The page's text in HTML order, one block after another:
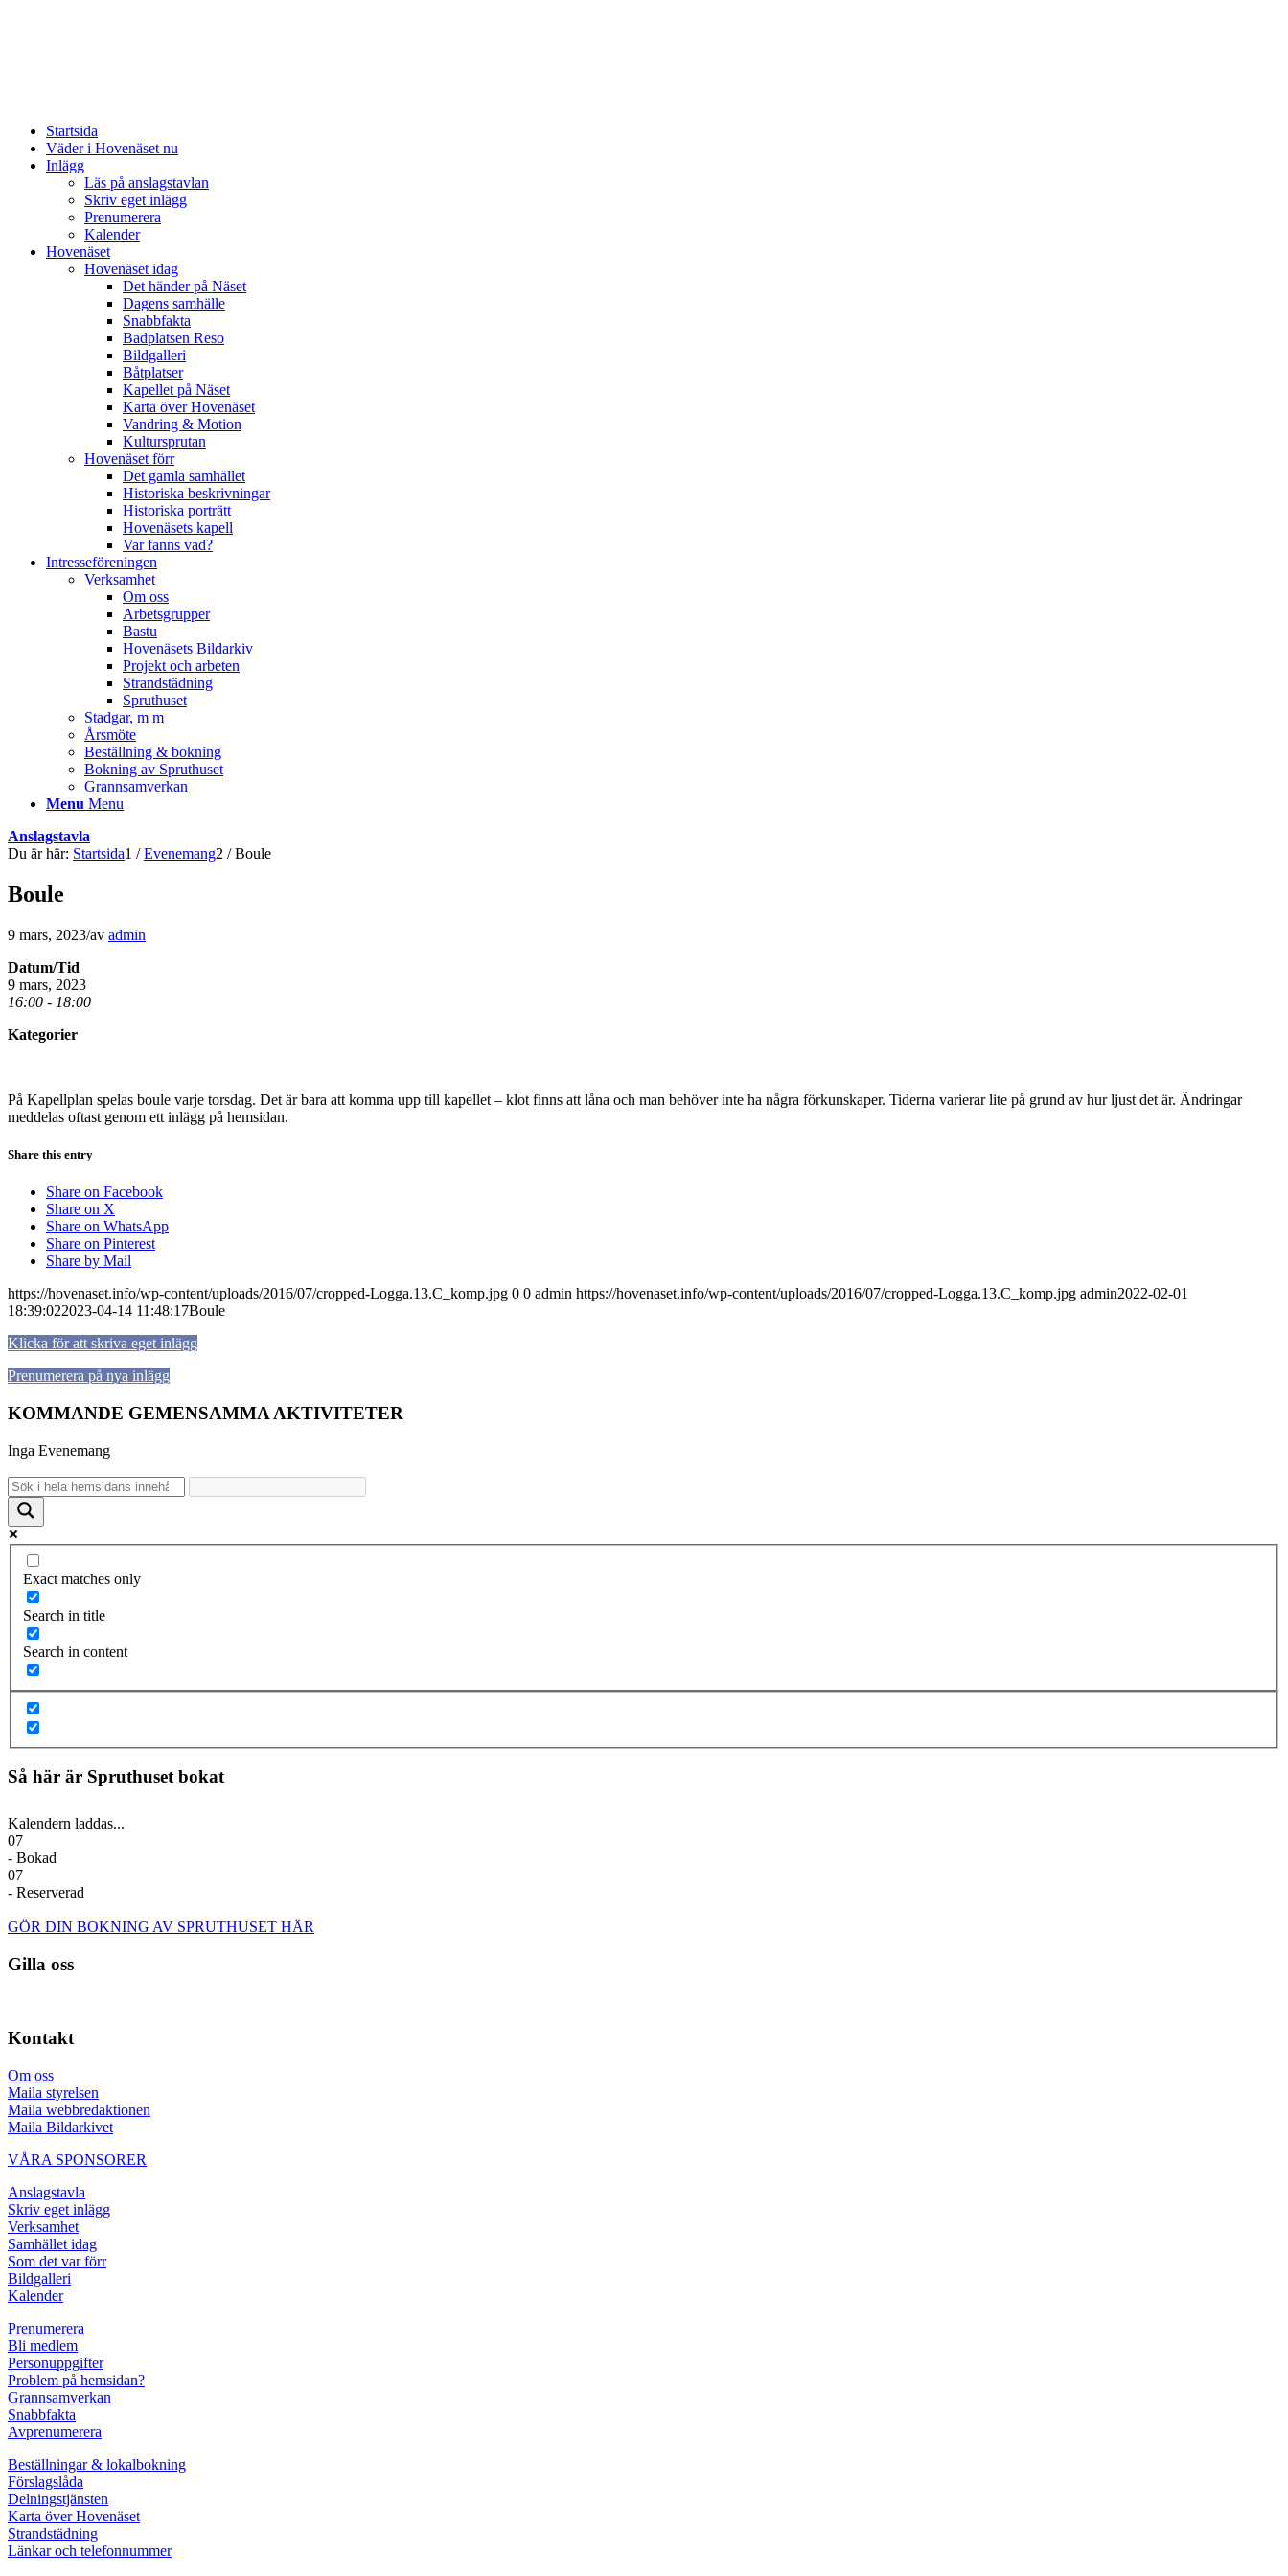
Startsida
Väder i Hovenäset nu
Inlägg
Läs på anslagstavlan
Skriv eget inlägg
Prenumerera
Kalender
Hovenäset
Hovenäset idag
Det händer på Näset
Dagens samhälle
Snabbfakta
Badplatsen Reso
Bildgalleri
Båtplatser
Kapellet på Näset
Karta över Hovenäset
Vandring & Motion
Kultursprutan
Hovenäset förr
Det gamla samhället
Historiska beskrivningar
Historiska porträtt
Hovenäsets kapell
Var fanns vad?
Intresseföreningen
Verksamhet
Om oss
Arbetsgrupper
Bastu
Hovenäsets Bildarkiv
Projekt och arbeten
Strandstädning
Spruthuset
Stadgar, m m
Årsmöte
Beställning & bokning
Bokning av Spruthuset
Grannsamverkan
Menu Menu
Anslagstavla
Du är här: Startsida1 / Evenemang2 / Boule
Boule
9 mars, 2023/av admin
Datum/Tid
9 mars, 2023
16:00 - 18:00
Kategorier
På Kapellplan spelas boule varje torsdag. Det är bara att komma upp till kapellet – klot finns att låna och man behöver inte ha några förkunskaper. Tiderna varierar lite på grund av hur ljust det är. Ändringar
meddelas oftast genom ett inlägg på hemsidan.
Share this entry
Share on Facebook
Share on X
Share on WhatsApp
Share on Pinterest
Share by Mail
https://hovenaset.info/wp-content/uploads/2016/07/cropped-Logga.13.C_komp.jpg 0 0 admin https://hovenaset.info/wp-content/uploads/2016/07/cropped-Logga.13.C_komp.jpg admin2022-02-01
18:39:022023-04-14 11:48:17Boule
Klicka för att skriva eget inlägg
Prenumerera på nya inlägg
KOMMANDE GEMENSAMMA AKTIVITETER
Inga Evenemang
Exact matches only
Search in title
Search in content
Så här är Spruthuset bokat
Kalendern laddas...
07
- Bokad
07
- Reserverad
GÖR DIN BOKNING AV SPRUTHUSET HÄR
Gilla oss
Kontakt
Om oss
Maila styrelsen
Maila webbredaktionen
Maila Bildarkivet
VÅRA SPONSORER
Anslagstavla
Skriv eget inlägg
Verksamhet
Samhället idag
Som det var förr
Bildgalleri
Kalender
Prenumerera
Bli medlem
Personuppgifter
Problem på hemsidan?
Grannsamverkan
Snabbfakta
Avprenumerera
Beställningar & lokalbokning
Förslagslåda
Delningstjänsten
Karta över Hovenäset
Strandstädning
Länkar och telefonnummer